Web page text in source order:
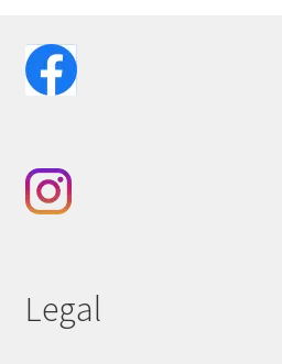
Legal